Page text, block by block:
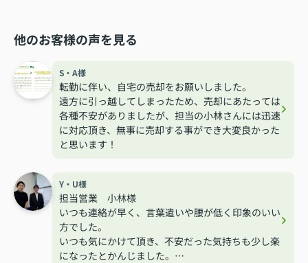
他のお客様の声を見る
S・A様
転勤に伴い、自宅の売却をお願いしました。
遠方に引っ越してしまったため、売却にあたっては
各種不安がありましたが、担当の小林さんには迅速
に対応頂き、無事に売却する事ができ大変良かった
と思います！
Y・U様
担当営業 小林様
いつも連絡が早く、言葉遣いや腰が低く印象のいい
方でした。
いつも気にかけて頂き、不安だった気持ちも少し楽
になったとかんじました。